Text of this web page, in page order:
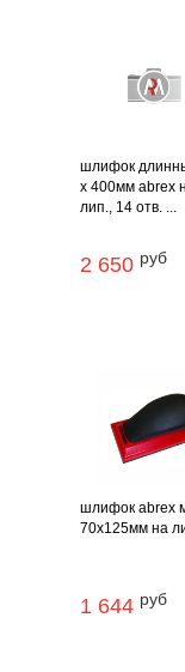
шлифок
х 400мм abrex
лип., 14 отв. ...
2 650 руб
шлифок abrex
70х125мм на
1 644 руб